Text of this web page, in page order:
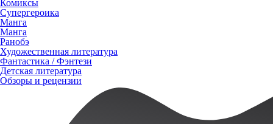
Комиксы
Супергероика
Манга
Манга
Ранобэ
Художественная литература
Фантастика / Фэнтези
Детская литература
Обзоры и рецензии